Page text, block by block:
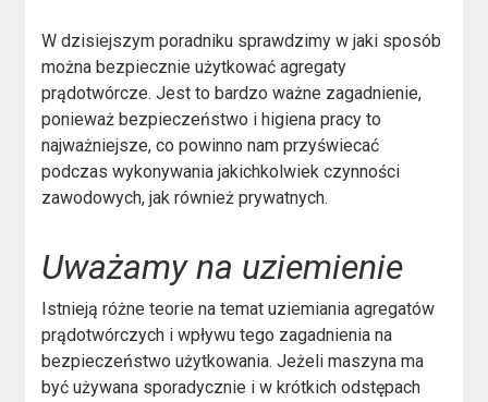
W dzisiejszym poradniku sprawdzimy w jaki sposób
można bezpiecznie użytkować agregaty
prądotwórcze. Jest to bardzo ważne zagadnienie,
ponieważ bezpieczeństwo i higiena pracy to
najważniejsze, co powinno nam przyświecać
podczas wykonywania jakichkolwiek czynności
zawodowych, jak również prywatnych.
Uważamy na uziemienie
Istnieją różne teorie na temat uziemiania agregatów
prądotwórczych i wpływu tego zagadnienia na
bezpieczeństwo użytkowania. Jeżeli maszyna ma
być używana sporadycznie i w krótkich odstępach